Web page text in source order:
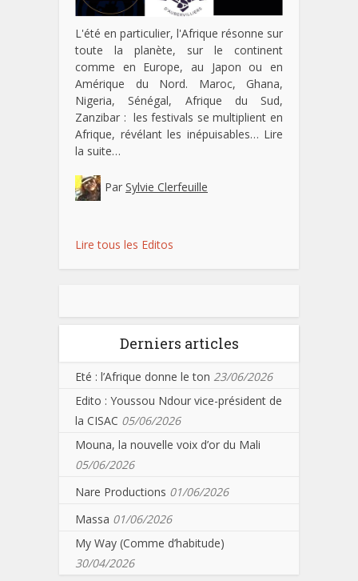
L'été en particulier, l'Afrique résonne sur
toute la planète, sur le continent
comme en Europe, au Japon ou en
Amérique du Nord. Maroc, Ghana,
Nigeria, Sénégal, Afrique du Sud,
Zanzibar : les festivals se multiplient en
Afrique, révélant les inépuisables… Lire
la suite…
Par Sylvie Clerfeuille
Lire tous les Editos
Derniers articles
Eté : l’Afrique donne le ton 23/06/2026
Edito : Youssou Ndour vice-président de
la CISAC 05/06/2026
Mouna, la nouvelle voix d’or du Mali
05/06/2026
Nare Productions 01/06/2026
Massa 01/06/2026
My Way (Comme d’habitude)
30/04/2026